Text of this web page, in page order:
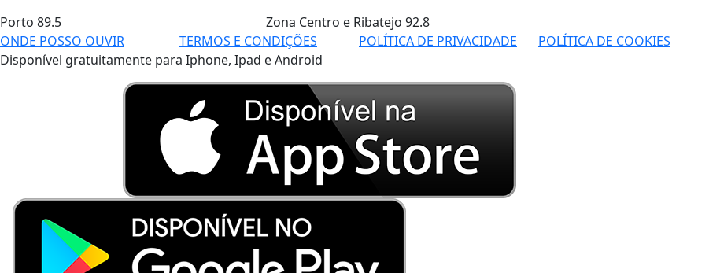
Porto 89.5 Zona Centro e Ribatejo 92.8
ONDE POSSO OUVIR
TERMOS E CONDIÇÕES POLÍTICA DE PRIVACIDADE POLÍTICA DE COOKIES
Disponível gratuitamente para Iphone, Ipad e Android